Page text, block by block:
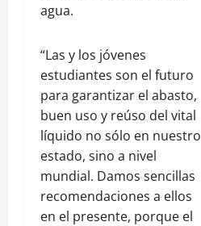
agua.
“Las y los jóvenes
estudiantes son el futuro
para garantizar el abasto,
buen uso y reúso del vital
líquido no sólo en nuestro
estado, sino a nivel
mundial. Damos sencillas
recomendaciones a ellos
en el presente, porque el